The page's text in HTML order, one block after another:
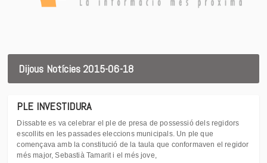
Dijous Notícies 2015-06-18
PLE INVESTIDURA
Dissabte es va celebrar el ple de presa de possessió dels regidors
escollits en les passades eleccions municipals. Un ple que
començava amb la constitució de la taula que conformaven el regidor
més major, Sebastià Tamarit i el més jove,